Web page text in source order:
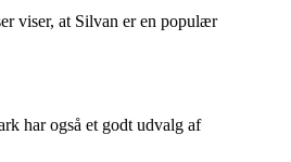
viser, at Silvan er en populær
har også et godt udvalg af